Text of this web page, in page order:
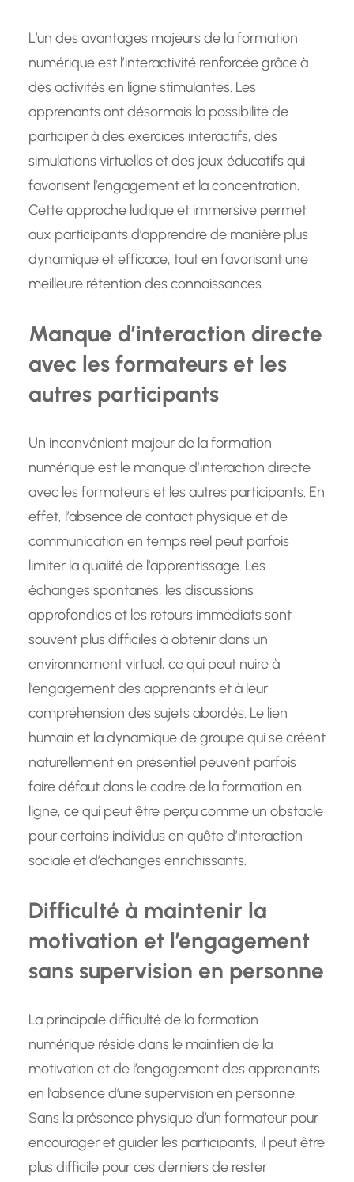
L’un des avantages majeurs de la formation
numérique est l’interactivité renforcée grâce à
des activités en ligne stimulantes. Les
apprenants ont désormais la possibilité de
participer à des exercices interactifs, des
simulations virtuelles et des jeux éducatifs qui
favorisent l’engagement et la concentration.
Cette approche ludique et immersive permet
aux participants d’apprendre de manière plus
dynamique et efficace, tout en favorisant une
meilleure rétention des connaissances.
Manque d’interaction directe
avec les formateurs et les
autres participants
Un inconvénient majeur de la formation
numérique est le manque d’interaction directe
avec les formateurs et les autres participants. En
effet, l’absence de contact physique et de
communication en temps réel peut parfois
limiter la qualité de l’apprentissage. Les
échanges spontanés, les discussions
approfondies et les retours immédiats sont
souvent plus difficiles à obtenir dans un
environnement virtuel, ce qui peut nuire à
l’engagement des apprenants et à leur
compréhension des sujets abordés. Le lien
humain et la dynamique de groupe qui se créent
naturellement en présentiel peuvent parfois
faire défaut dans le cadre de la formation en
ligne, ce qui peut être perçu comme un obstacle
pour certains individus en quête d’interaction
sociale et d’échanges enrichissants.
Difficulté à maintenir la
motivation et l’engagement
sans supervision en personne
La principale difficulté de la formation
numérique réside dans le maintien de la
motivation et de l’engagement des apprenants
en l’absence d’une supervision en personne.
Sans la présence physique d’un formateur pour
encourager et guider les participants, il peut être
plus difficile pour ces derniers de rester